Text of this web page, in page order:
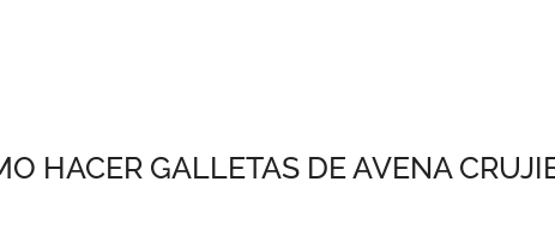
HACER GALLETAS DE AVENA